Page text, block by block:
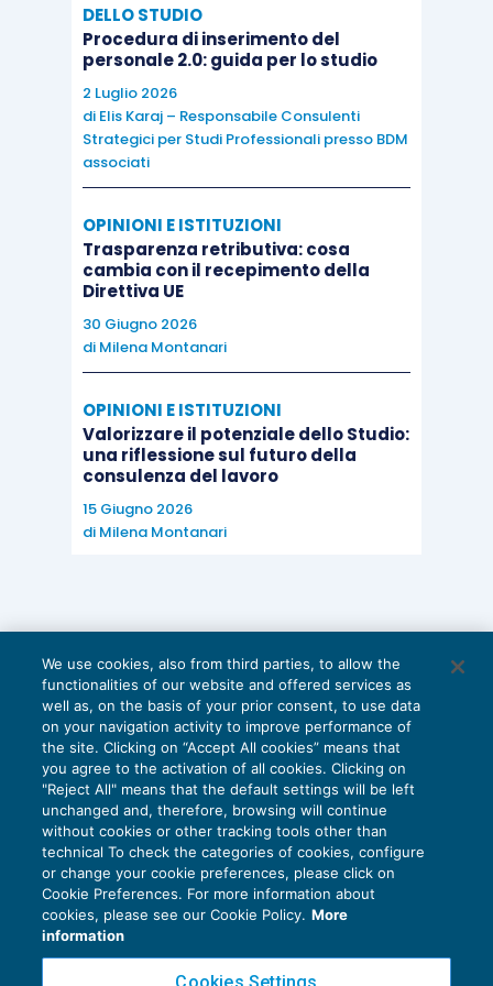
salva diversa volontà del lavoratore, ove la
medesima non abbia avuto luogo per ragioni
sostitutive di altro lavoratore in servizio, dopo il
periodo fissato dai contratti collettivi o, in
mancanza, dopo sei mesi continuativi”.
“trasparenza” dal D.Lgs. 104/2022; il predetto
riferimento normativo, infatti, impone al datore di
lavoro l’obbligo di “
in modo chiaro e trasparente
riguardanti il rapporto di lavoro, ivi compreso,
com’è ovvio, l’aspetto fondamentale relativo alle
mansioni.
Il combinato disposto dalle norme sopra indicate,
in buona sostanza, permette di chiarire che
dell’obiettivo del contratto in apprendistato, le
quali, preferibilmente, debbono essere
comunicate nella loro totalitàex ante, in sede di
sottoscrizione del contratto individuale; resta,
poi, ferma l’astratta possibilità di una variazione
delle mansioni, in ossequio, ancora una volta, al
percorso di apprendistato, e comunque nel
rispetto delle procedure sancite dall’articolo
2103, cod. civ..
DELLO STUDIO
Procedura di inserimento del
personale 2.0: guida per lo studio
2 Luglio 2026
di Elis Karaj – Responsabile Consulenti
Strategici per Studi Professionali presso BDM
associati
OPINIONI E ISTITUZIONI
Trasparenza retributiva: cosa
cambia con il recepimento della
Direttiva UE
30 Giugno 2026
di Milena Montanari
OPINIONI E ISTITUZIONI
Valorizzare il potenziale dello Studio:
una riflessione sul futuro della
consulenza del lavoro
15 Giugno 2026
di Milena Montanari
Privacy Policy
Cookie Policy
We use cookies, also from third parties, to allow the
functionalities of our website and offered services as
well as, on the basis of your prior consent, to use data
on your navigation activity to improve performance of
the site. Clicking on “Accept All cookies” means that
you agree to the activation of all cookies. Clicking on
"Reject All" means that the default settings will be left
unchanged and, therefore, browsing will continue
without cookies or other tracking tools other than
technical To check the categories of cookies, configure
or change your cookie preferences, please click on
Cookie Preferences. For more information about
cookies, please see our Cookie Policy. More
information